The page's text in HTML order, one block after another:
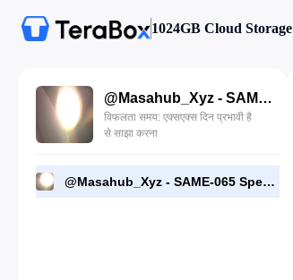
1024GB Cloud Storage
@Masahub_Xyz - SAME-065 Special Investigator Code Name MIO I Will Never Lose Miori Yurizono(1).mp4
विफलता समय: एक्सएक्स दिन प्रभावी है
से साझा करना
@Masahub_Xyz - SAME-065 Special Investigator Code Name MIO I Will Never Lose Miori Yurizono(1).mp4